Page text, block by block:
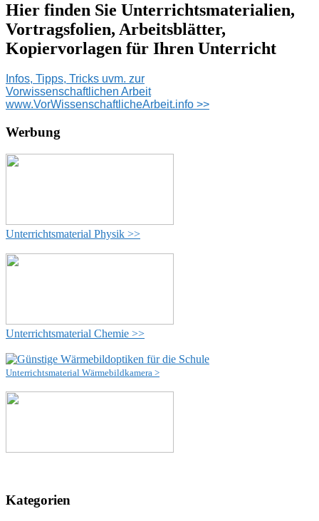
Hier finden Sie Unterrichtsmaterialien,
Vortragsfolien, Arbeitsblätter,
Kopiervorlagen für Ihren Unterricht
Infos, Tipps, Tricks uvm. zur
Vorwissenschaftlichen Arbeit
www.VorWissenschaftlicheArbeit.info >>
Werbung
Unterrichtsmaterial Physik >>
Unterrichtsmaterial Chemie >>
Unterrichtsmaterial Wärmebildkamera >
Kategorien